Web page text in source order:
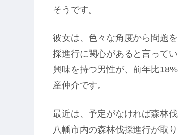
そうです。
彼女は、色々な角度から問題
採進行に関心があると言って
興味を持つ男性が、前年比
産仲介です。
最近は、予定がなければ森林
八幡市内の森林伐採進行が取